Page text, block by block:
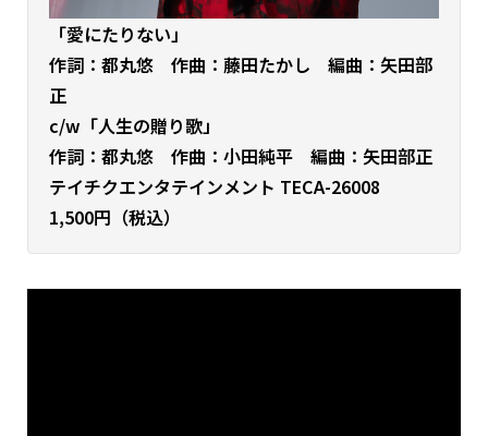
「愛にたりない」
作詞：都丸悠 作曲：藤田たかし 編曲：矢田部
正
c/w「人生の贈り歌」
作詞：都丸悠 作曲：小田純平 編曲：矢田部正
テイチクエンタテインメント TECA-26008
1,500円（税込）